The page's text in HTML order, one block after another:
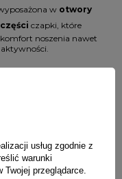
w otwory
czapki, które
noszenia nawet
usług zgodnie z
warunki
Twojej przeglądarce.